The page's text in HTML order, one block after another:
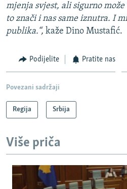
mjenja svjest, ali sigurno
to znači i nas same iznutra. I
publika.“, kaže Dino Mustafić.
Podijelite Pratite nas
Povezani sadržaji
Regija Srbija
Više priča